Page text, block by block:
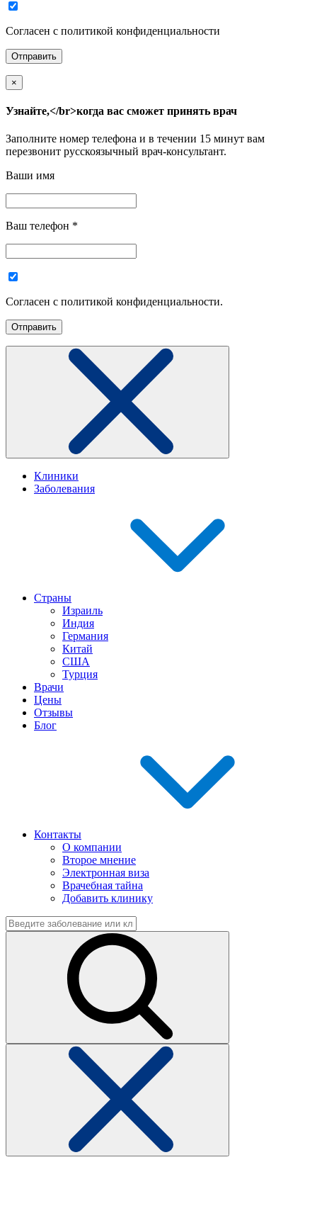
Согласен с политикой конфиденциальности
×
Узнайте,</br>когда вас сможет принять врач
Заполните номер телефона и в течении 15 минут вам
перезвонит русскоязычный врач-консультант.
Ваши имя
Ваш телефон *
Согласен с политикой конфиденциальности.
Клиники
Заболевания
Страны
Израиль
Индия
Германия
Китай
США
Турция
Врачи
Цены
Отзывы
Блог
Контакты
О компании
Второе мнение
Электронная виза
Врачебная тайна
Добавить клинику